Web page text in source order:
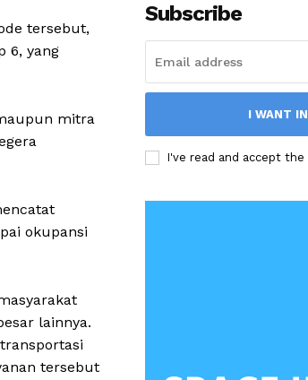
tersebut,
6, yang
mitra
okupansi
lainnya.
tersebut
Subscribe
I WANT IN
I've read and accept the